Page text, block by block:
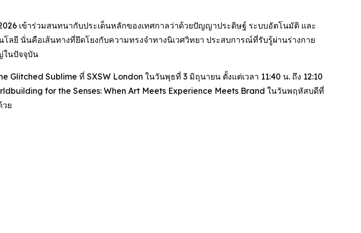
เข้าร่วมสนทนากับประเด็นหลักของเทศกาลว่าด้วยปัญญาประดิษฐ์ ระบบอัตโนมัติ และ
ยี นั่นคือเส้นทางที่ยึดโยงกับความทรงจำทางนิเวศวิทยา ประสบการณ์ที่รับรู้ผ่านร่างกาย
ในปัจจุบัน
Glitched Sublime ที่ SXSW London ในวันพุธที่ 3 มิถุนายน ตั้งแต่เวลา 11:40 น. ถึง 12:10
for the Senses: When Art Meets Experience Meets Brand ในวันพฤหัสบดีที่
วย